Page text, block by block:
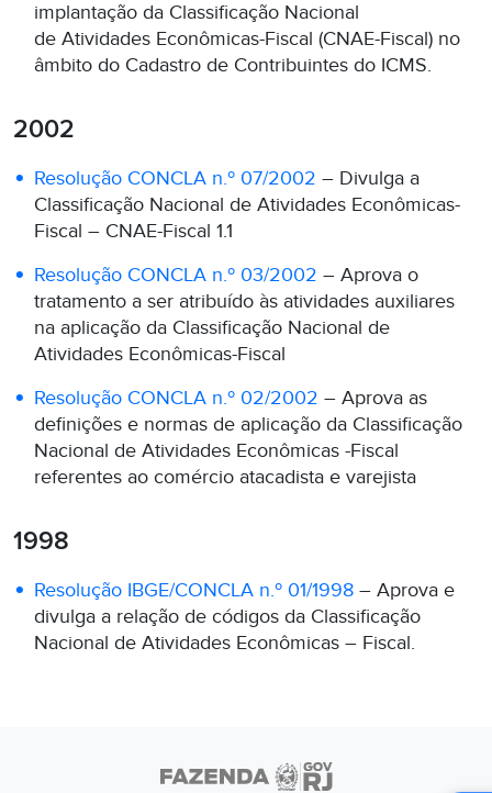
implantação da Classificação Nacional
de Atividades Econômicas-Fiscal (CNAE-Fiscal) no
âmbito do Cadastro de Contribuintes do ICMS.
2002
Resolução CONCLA n.º 07/2002 – Divulga a
Classificação Nacional de Atividades Econômicas-
Fiscal – CNAE-Fiscal 1.1
Resolução CONCLA n.º 03/2002 – Aprova o
tratamento a ser atribuído às atividades auxiliares
na aplicação da Classificação Nacional de
Atividades Econômicas-Fiscal
Resolução CONCLA n.º 02/2002 – Aprova as
definições e normas de aplicação da Classificação
Nacional de Atividades Econômicas -Fiscal
referentes ao comércio atacadista e varejista
1998
Resolução IBGE/CONCLA n.º 01/1998 – Aprova e
divulga a relação de códigos da Classificação
Nacional de Atividades Econômicas – Fiscal.